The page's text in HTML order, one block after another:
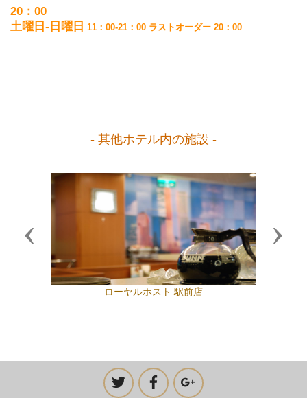
20：00
土曜日-日曜日 11 ：00-21：00 ラストオーダー 20：00
- 其他ホテル内の施設 -
ローヤルホスト 駅前店
Previous Next